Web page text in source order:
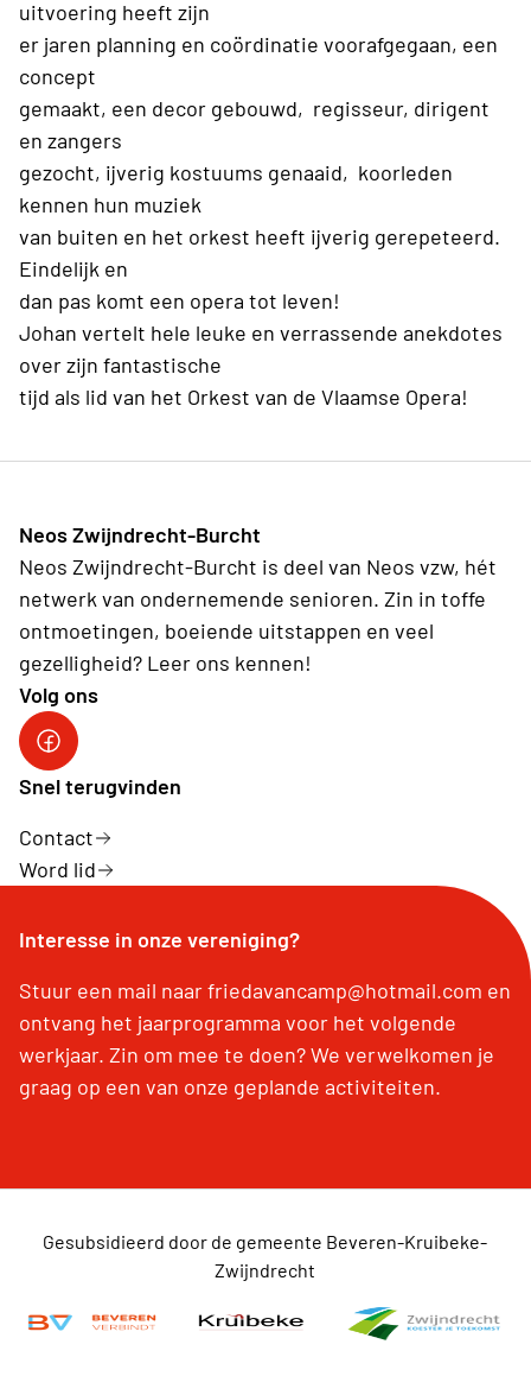
uitvoering heeft zijn
er jaren planning en coördinatie voorafgegaan, een
concept
gemaakt, een decor gebouwd, regisseur, dirigent
en zangers
gezocht, ijverig kostuums genaaid, koorleden
kennen hun muziek
van buiten en het orkest heeft ijverig gerepeteerd.
Eindelijk en
dan pas komt een opera tot leven!
Johan vertelt hele leuke en verrassende anekdotes
over zijn fantastische
tijd als lid van het Orkest van de Vlaamse Opera!
Neos Zwijndrecht-Burcht
Neos Zwijndrecht-Burcht is deel van Neos vzw, hét
netwerk van ondernemende senioren. Zin in toffe
ontmoetingen, boeiende uitstappen en veel
gezelligheid? Leer ons kennen!
Volg ons
facebook site
Snel terugvinden
Contact
Word lid
Interesse in onze vereniging?
Stuur een mail naar friedavancamp@hotmail.com en
ontvang het jaarprogramma voor het volgende
werkjaar. Zin om mee te doen? We verwelkomen je
graag op een van onze geplande activiteiten.
Gesubsidieerd door de gemeente Beveren-Kruibeke-
Zwijndrecht